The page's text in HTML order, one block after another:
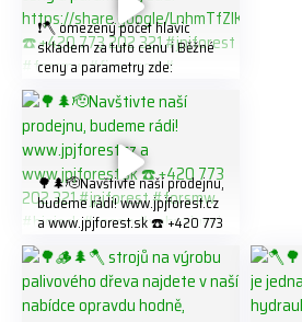
❗️🪓 omezený počet hlavic
skladem za tuto cenu ℹ️ Běžné
ceny a parametry zde:
K8W5t7i6o ☎️ +420 773 202
321 #jpjforest #forsmw
#firewood #
🌳🌲🫡Navštivte naší prodejnu,
budeme rádi! www.jpjforest.cz
a www.jpjforest.sk ☎️ +420 773
#biojack #regon #vahvajussi